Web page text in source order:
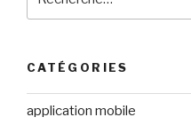
pour
CATÉGORIES
application mobile